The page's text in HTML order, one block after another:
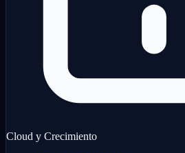
Cloud y Crecimiento